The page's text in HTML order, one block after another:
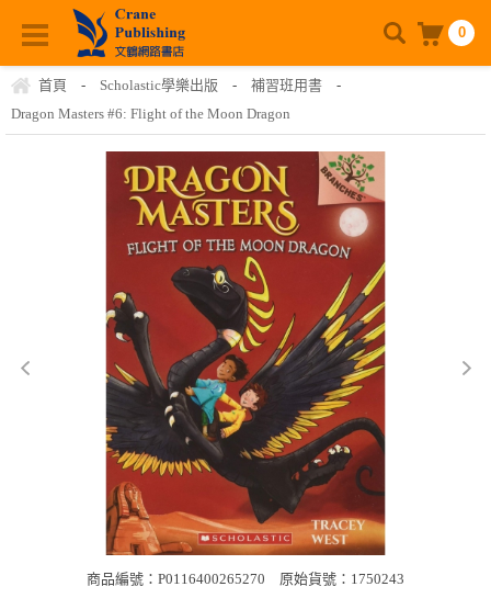
0
首頁 - Scholastic學樂出版 - 補習班用書
-
Dragon Masters #6: Flight of the Moon Dragon
商品編號：P0116400265270 原始貨號：1750243